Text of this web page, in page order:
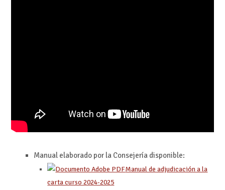
Manual elaborado por la Consejería disponible:
Manual de adjudicación a la
carta curso 2024-2025